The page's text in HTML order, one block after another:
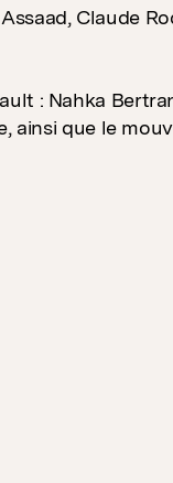
Claude
: Nahka
ainsi que le